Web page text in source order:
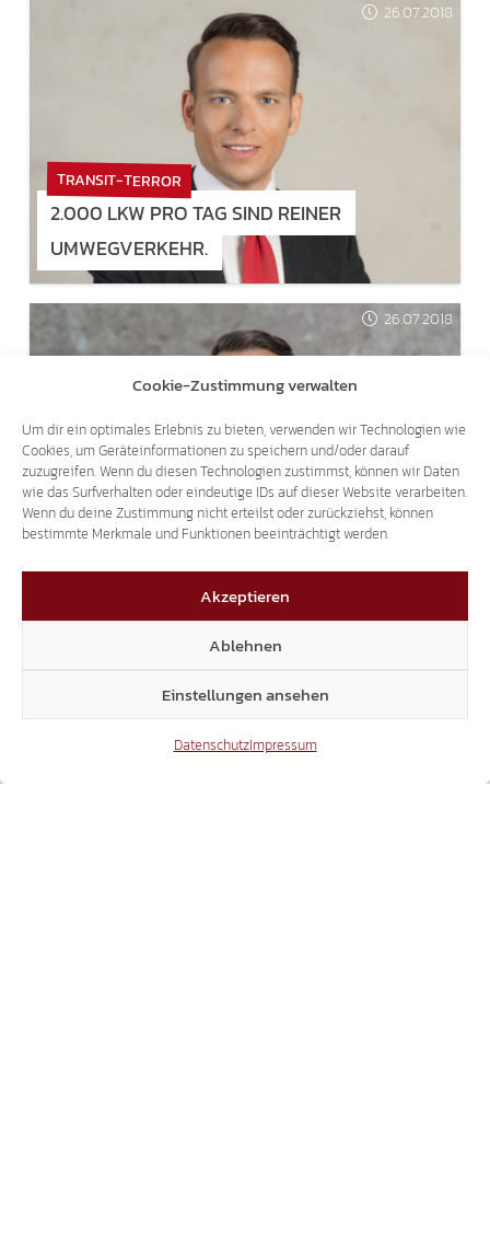
Cookie-Zustimmung verwalten
Um dir ein optimales Erlebnis zu bieten, verwenden wir Technologien wie
Cookies, um Geräteinformationen zu speichern und/oder darauf
zuzugreifen. Wenn du diesen Technologien zustimmst, können wir Daten
wie das Surfverhalten oder eindeutige IDs auf dieser Website verarbeiten.
Wenn du deine Zustimmung nicht erteilst oder zurückziehst, können
bestimmte Merkmale und Funktionen beeinträchtigt werden.
Akzeptieren
Ablehnen
Einstellungen ansehen
DatenschutzImpressum
26.07.2018
TRANSIT-TERROR
2.000 LKW PRO TAG SIND REINER
UMWEGVERKEHR.
26.07.2018
THEMA DOPPELPASS